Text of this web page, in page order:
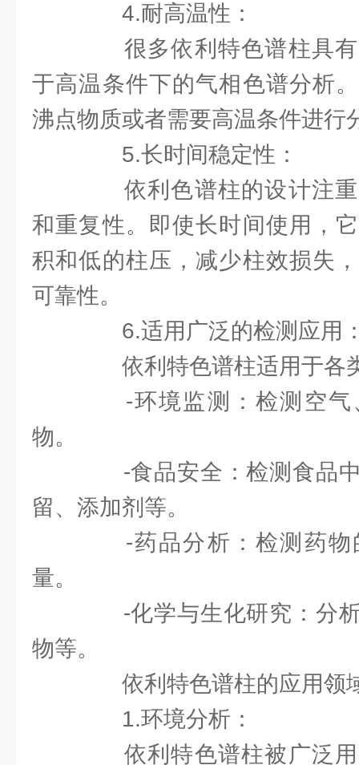
4.耐高温性：
很多依利特色谱柱具有
于高温条件下的气相色谱分析
沸点物质或者需要高温条件进行
5.长时间稳定性：
依利色谱柱的设计注重
和重复性。即使长时间使用，
积和低的柱压，减少柱效损失
可靠性。
6.适用广泛的检测应用
依利特色谱柱适用于各
-环境监测：检测空气
物。
-食品安全：检测食品中
留、添加剂等。
-药品分析：检测药物
量。
-化学与生化研究：分析
物等。
依利特色谱柱的应用领
1.环境分析：
依利特色谱柱被广泛用